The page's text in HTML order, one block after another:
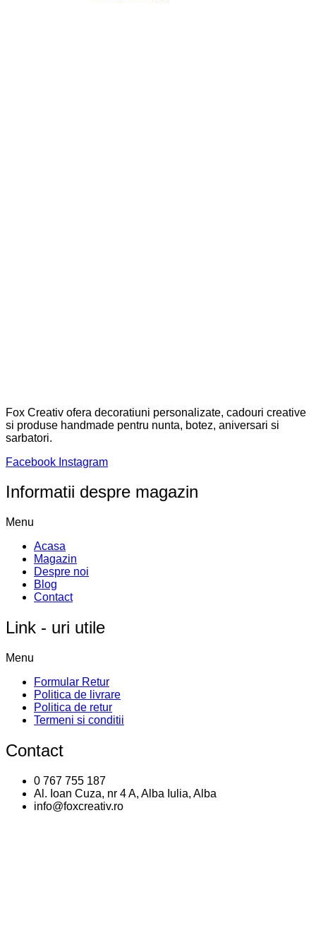
Fox Creativ ofera decoratiuni personalizate, cadouri creative
si produse handmade pentru nunta, botez, aniversari si
sarbatori.
Facebook Instagram
Informatii despre magazin
Menu
Acasa
Magazin
Despre noi
Blog
Contact
Link - uri utile
Menu
Formular Retur
Politica de livrare
Politica de retur
Termeni si conditii
Contact
0 767 755 187
Al. Ioan Cuza, nr 4 A, Alba Iulia, Alba
info@foxcreativ.ro